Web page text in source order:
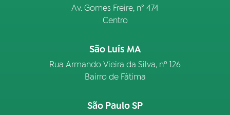
Av. Gomes Freire, n° 474
Centro
São Luís MA
Rua Armando Vieira da Silva, nº 126
Bairro de Fátima
São Paulo SP